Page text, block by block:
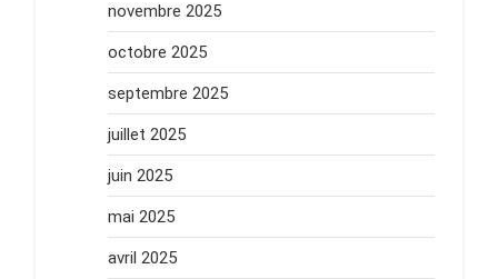
novembre 2025
octobre 2025
septembre 2025
juillet 2025
juin 2025
mai 2025
avril 2025